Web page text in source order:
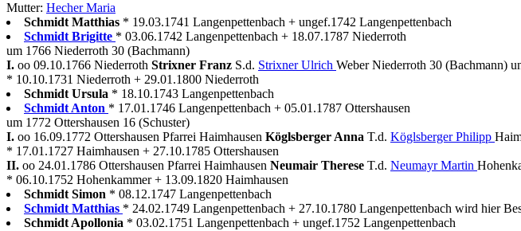
Mutter: Hecher Maria
Schmidt Matthias * 19.03.1741 Langenpettenbach + ungef.1742 Langenpettenbach
Schmidt Brigitte * 03.06.1742 Langenpettenbach + 18.07.1787 Niederroth
um 1766 Niederroth 30 (Bachmann)
I. oo 09.10.1766 Niederroth Strixner Franz S.d. Strixner Ulrich Weber Niederroth 30 (Bachmann)
* 10.10.1731 Niederroth + 29.01.1800 Niederroth
Schmidt Ursula * 18.10.1743 Langenpettenbach
Schmidt Anton * 17.01.1746 Langenpettenbach + 05.01.1787 Ottershausen
um 1772 Ottershausen 16 (Schuster)
I. oo 16.09.1772 Ottershausen Pfarrei Haimhausen Köglsberger Anna T.d. Köglsberger Philipp
* 17.01.1727 Haimhausen + 27.10.1785 Ottershausen
II. oo 24.01.1786 Ottershausen Pfarrei Haimhausen Neumair Therese T.d. Neumayr Martin
* 06.10.1752 Hohenkammer + 13.09.1820 Haimhausen
Schmidt Simon * 08.12.1747 Langenpettenbach
Schmidt Matthias * 24.02.1749 Langenpettenbach + 27.10.1780 Langenpettenbach wird hier
Schmidt Apollonia * 03.02.1751 Langenpettenbach + ungef.1752 Langenpettenbach